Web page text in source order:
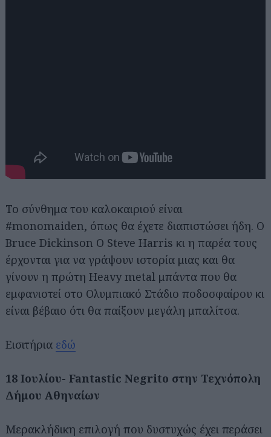
Το σύνθημα του καλοκαιριού είναι
#monomaiden, όπως θα έχετε διαπιστώσει ήδη. Ο
Bruce Dickinson Ο Steve Harris κι η παρέα τους
έρχονται για να γράψουν ιστορία μιας και θα
γίνουν η πρώτη Heavy metal μπάντα που θα
εμφανιστεί στο Ολυμπιακό Στάδιο ποδοσφαίρου κι
είναι βέβαιο ότι θα παίξουν μεγάλη μπαλίτσα.
Eισιτήρια εδώ
18 Iουλίου- Fantastic Negrito στην Τεχνόπολη
Δήμου Αθηναίων
Μερακλήδικη επιλογή που δυστυχώς έχει περάσει